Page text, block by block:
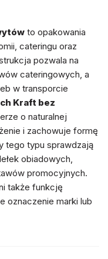
to opakowania
cateringu oraz
pozwala na
cateringowych, a
w transporcie
Kraft bez
o naturalnej
i zachowuje formę
tego typu sprawdzają
obiadowych,
promocyjnych.
także funkcję
oznaczenie marki lub